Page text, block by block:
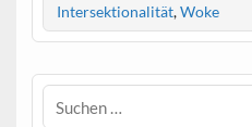
Intersektionalität,Woke